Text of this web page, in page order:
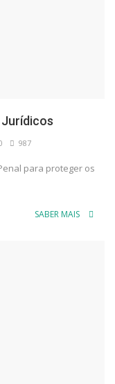
987
para proteger os
SABER MAIS